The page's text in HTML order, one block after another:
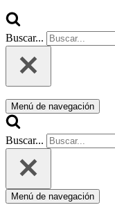
Buscar...
Menú de navegación
Buscar...
Menú de navegación